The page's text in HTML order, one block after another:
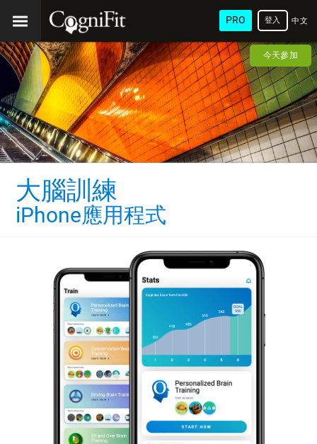
PRO 中文
體)
登入
今天參加
大腦訓練
iPhone應用程式